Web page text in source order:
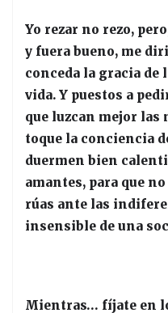
Yo rezar no rezo,
y fuera bueno, me
conceda la gracia de
vida. Y puestos a
que luzcan mejor las
toque la conciencia
duermen bien
amantes, para que
rúas ante las
insensible de una
Mientras… fíjate en